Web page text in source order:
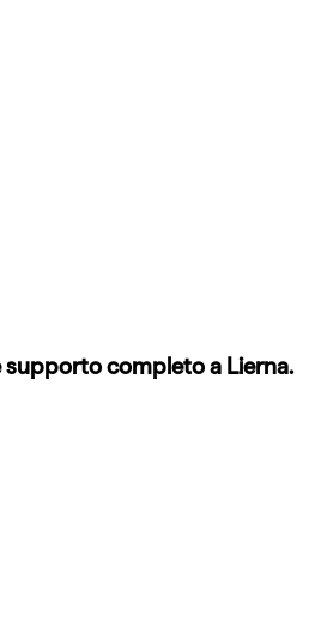
supporto completo a Lierna.